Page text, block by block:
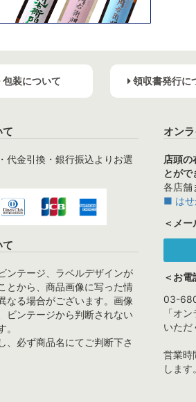
包装について 領収書発行に
て
代金引換・銀行振込よりお選
ンテージ、ラベルデザインが
とから、商品画像に写った情
なる場合がございます。画像
ビンテージから判断されない
、必ず商品名にてご判断下さ
オン
店頭の
とがで
各店舗
■ は
＜メ
＜お
03-
「オ
いただ
営業時
します。